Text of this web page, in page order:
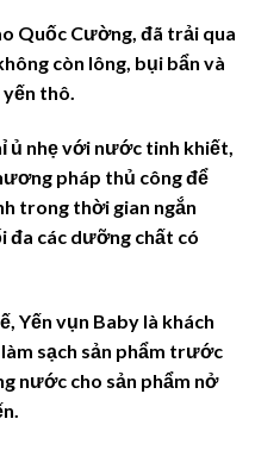
Quốc Cường, đã trải qua
còn lông, bụi bẩn và
thô.
ủ nhẹ với nước tinh khiết,
pháp thủ công để
trong thời gian ngắn
đa các dưỡng chất có
Yến vụn Baby là khách
sạch sản phẩm trước
nước cho sản phẩm nở